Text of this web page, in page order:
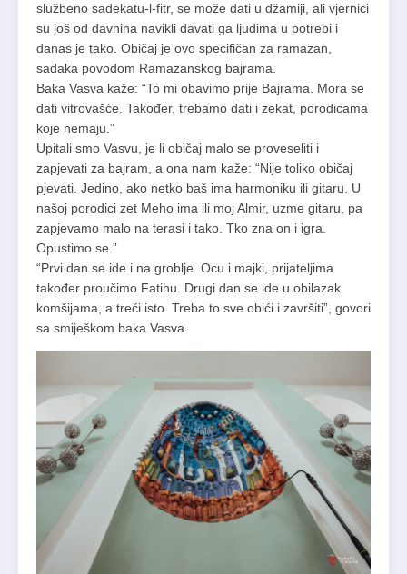
službeno sadekatu-l-fitr, se može dati u džamiji, ali vjernici
su još od davnina navikli davati ga ljudima u potrebi i
danas je tako. Običaj je ovo specifičan za ramazan,
sadaka povodom Ramazanskog bajrama.
Baka Vasva kaže: “To mi obavimo prije Bajrama. Mora se
dati vitrovašće. Također, trebamo dati i zekat, porodicama
koje nemaju.”
Upitali smo Vasvu, je li običaj malo se proveseliti i
zapjevati za bajram, a ona nam kaže: “Nije toliko običaj
pjevati. Jedino, ako netko baš ima harmoniku ili gitaru. U
našoj porodici zet Meho ima ili moj Almir, uzme gitaru, pa
zapjevamo malo na terasi i tako. Tko zna on i igra.
Opustimo se.”
“Prvi dan se ide i na groblje. Ocu i majki, prijateljima
također proučimo Fatihu. Drugi dan se ide u obilazak
komšijama, a treći isto. Treba to sve obići i završiti”, govori
sa smiješkom baka Vasva.